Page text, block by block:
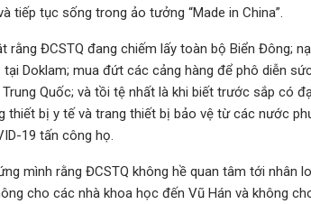
tiếp tục sống trong ảo tưởng “Made in China”.
rằng ĐCSTQ đang chiếm lấy toàn bộ Biển Đông;
Doklam; mua đứt các cảng hàng để phô diễn
Quốc; và tồi tệ nhất là khi biết trước sắp có
thiết bị y tế và trang thiết bị bảo vệ từ các nước
19 tấn công họ.
mình rằng ĐCSTQ không hề quan tâm tới nhân
cho các nhà khoa học đến Vũ Hán và không